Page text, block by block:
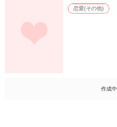
恋愛(その他)
作成中